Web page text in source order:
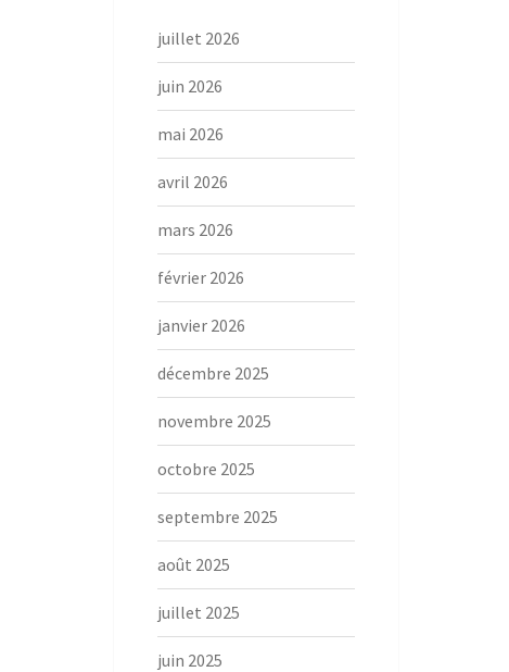
juillet 2026
juin 2026
mai 2026
avril 2026
mars 2026
février 2026
janvier 2026
décembre 2025
novembre 2025
octobre 2025
septembre 2025
août 2025
juillet 2025
juin 2025